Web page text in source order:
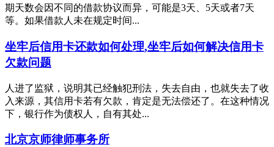
期天数会因不同的借款协议而异，可能是3天、5天或者7天
等。如果借款人未在规定时间...
坐牢后信用卡还款如何处理,坐牢后如何解决信用卡
欠款问题
人进了监狱，说明其已经触犯刑法，失去自由，也就失去了收
入来源，其信用卡若有欠款，肯定是无法偿还了。在这种情况
下，银行作为债权人，自有其处...
北京京师律师事务所